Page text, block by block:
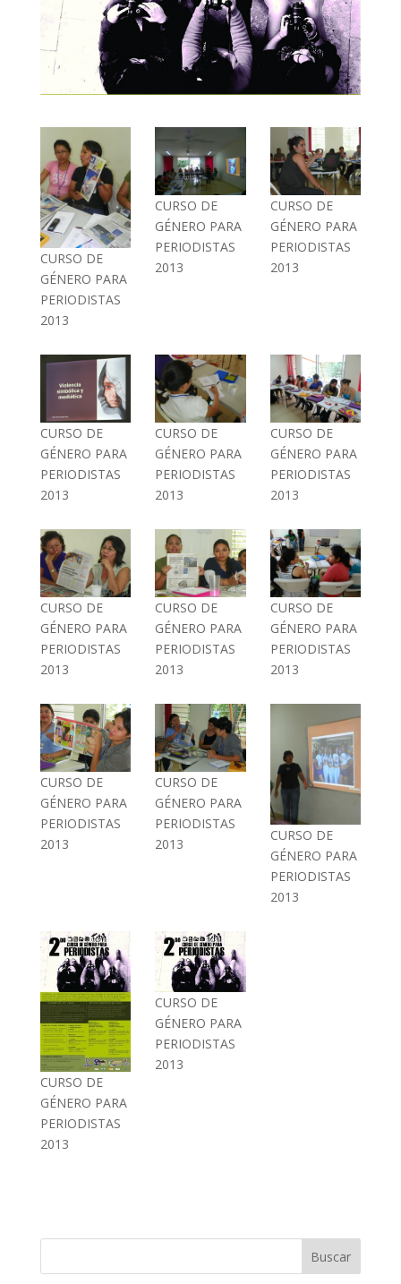
CURSO DE
GÉNERO PARA
PERIODISTAS
2013
CURSO DE
GÉNERO PARA
PERIODISTAS
2013
CURSO DE
GÉNERO PARA
PERIODISTAS
2013
CURSO DE
GÉNERO PARA
PERIODISTAS
2013
CURSO DE
GÉNERO PARA
PERIODISTAS
2013
CURSO DE
GÉNERO PARA
PERIODISTAS
2013
CURSO DE
GÉNERO PARA
PERIODISTAS
2013
CURSO DE
GÉNERO PARA
PERIODISTAS
2013
CURSO DE
GÉNERO PARA
PERIODISTAS
2013
CURSO DE
GÉNERO PARA
PERIODISTAS
2013
CURSO DE
GÉNERO PARA
PERIODISTAS
2013
CURSO DE
GÉNERO PARA
PERIODISTAS
2013
CURSO DE
GÉNERO PARA
PERIODISTAS
2013
CURSO DE
GÉNERO PARA
PERIODISTAS
2013